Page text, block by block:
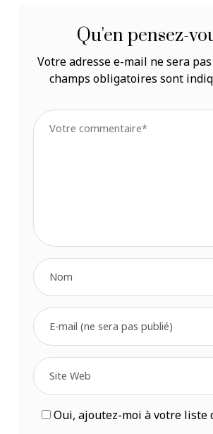
Qu'en pensez-
Votre adresse e-mail ne sera
champs obligatoires sont
Oui, ajoutez-moi à votre liste